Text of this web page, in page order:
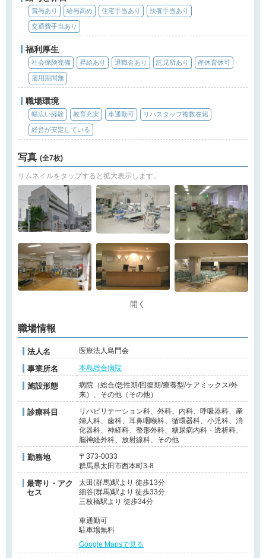
賞与あり 給与高め 住宅手当あり 扶養手当あり
交通費手当あり
福利厚生
社会保険完備 昇給あり 退職金あり 託児所あり 産休育休可
雇用期間無
職場環境
幅広い経験 教育充実 車通勤可 リハスタッフ複数在籍
経営が安定している
写真 (全7枚)
サムネイルをタップすると拡大表示します。
開く
職場情報
法人名 医療法人島門会
事業所名 本島総合病院
施設形態
病院（総合/急性期/回復期/療養型/ケアミックス/外
来）、その他（その他）
診療科目
リハビリテーション科、外科、内科、呼吸器科、産
婦人科、歯科、耳鼻咽喉科、循環器科、小児科、消
化器科、神経科、整形外科、糖尿病内科・透析科、
脳神経外科、放射線科、その他
勤務地
〒373-0033
群馬県太田市西本町3-8
最寄り・アク
セス
太田(群馬)駅より 徒歩13分
細谷(群馬)駅より 徒歩33分
三枚橋駅より 徒歩34分
車通勤可
駐車場無料
Google Mapsで見る